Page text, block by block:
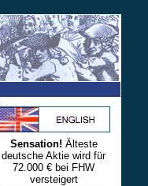
Sensation! Älteste
deutsche Aktie wird für
72.000 € bei FHW
versteigert